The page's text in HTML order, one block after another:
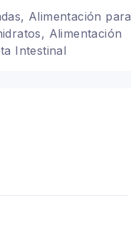
Alimentación para
Alimentación
Intestinal